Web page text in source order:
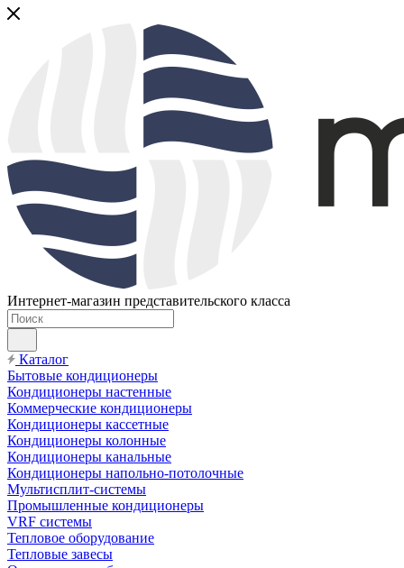
Интернет-магазин представительского класса
Каталог
Бытовые кондиционеры
Кондиционеры настенные
Коммерческие кондиционеры
Кондиционеры кассетные
Кондиционеры колонные
Кондиционеры канальные
Кондиционеры напольно-потолочные
Мультисплит-системы
Промышленные кондиционеры
VRF системы
Тепловое оборудование
Тепловые завесы